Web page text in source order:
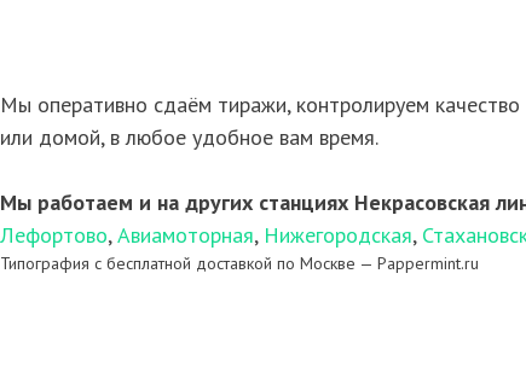
Мы оперативно сдаём тиражи, контролируем
или домой, в любое удобное вам время.
Мы работаем и на других станциях Некрасовская
Лефортово,Авиамоторная, Нижегородская,
Типография с бесплатной доставкой по Москве — Pappermint.ru